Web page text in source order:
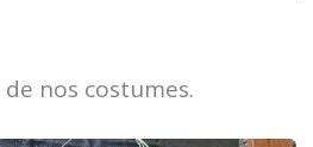
nos costumes.